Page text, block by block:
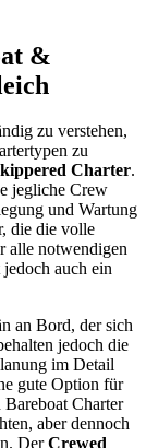
&
zu verstehen,
zu
Charter.
jegliche Crew
und Wartung
die die volle
alle notwendigen
auch ein
an Bord, der sich
jedoch die
im Detail
gute Option für
Charter
aber dennoch
DerCrewed